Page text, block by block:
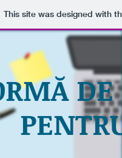
This site was designed with